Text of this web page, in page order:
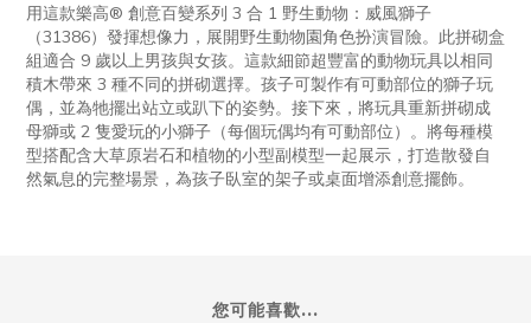
用這款樂高® 創意百變系列 3 合 1 野生動物：威風獅子
（31386）發揮想像力，展開野生動物園角色扮演冒險。此拼砌盒
組適合 9 歲以上男孩與女孩。這款細節超豐富的動物玩具以相同
積木帶來 3 種不同的拼砌選擇。孩子可製作有可動部位的獅子玩
偶，並為牠擺出站立或趴下的姿勢。接下來，將玩具重新拼砌成
母獅或 2 隻愛玩的小獅子（每個玩偶均有可動部位）。 將每種模
型搭配含大草原岩石和植物的小型副模型一起展示，打造散發自
然氣息的完整場景，為孩子臥室的架子或桌面增添創意擺飾。
您可能喜歡...